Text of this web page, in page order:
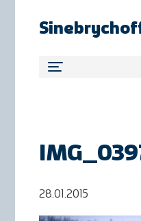
28.01.2015